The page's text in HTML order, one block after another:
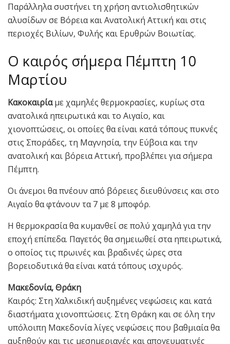
Παράλληλα συστήνει τη χρήση αντιολισθητικών
αλυσίδων σε Βόρεια και Ανατολική Αττική και στις
περιοχές Βιλίων, Φυλής και Ερυθρών Βοιωτίας.
Ο καιρός σήμερα Πέμπτη 10
Μαρτίου
Κακοκαιρίαμε χαμηλές θερμοκρασίες, κυρίως στα
ανατολικά ηπειρωτικά και το Αιγαίο, και
χιονοπτώσεις, οι οποίες θα είναι κατά τόπους πυκνές
στις Σποράδες, τη Μαγνησία, την Εύβοια και την
ανατολική και βόρεια Αττική, προβλέπει για σήμερα
Πέμπτη.
Οι άνεμοι θα πνέουν από βόρειες διευθύνσεις και στο
Αιγαίο θα φτάνουν τα 7 με 8 μποφόρ.
Η θερμοκρασία θα κυμανθεί σε πολύ χαμηλά για την
εποχή επίπεδα. Παγετός θα σημειωθεί στα ηπειρωτικά,
ο οποίος τις πρωινές και βραδινές ώρες στα
βορειοδυτικά θα είναι κατά τόπους ισχυρός.
Μακεδονία, Θράκη
Καιρός: Στη Χαλκιδική αυξημένες νεφώσεις και κατά
διαστήματα χιονοπτώσεις. Στη Θράκη και σε όλη την
υπόλοιπη Μακεδονία λίγες νεφώσεις που βαθμιαία θα
αυξηθούν και τις μεσημεριανές και απογευματινές